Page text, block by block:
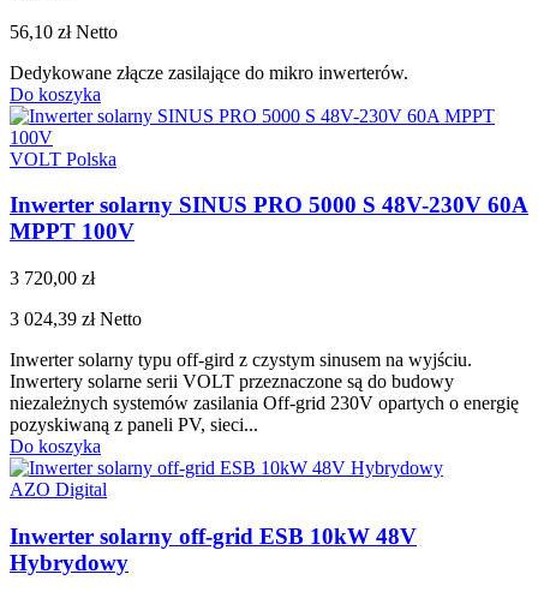
56,10 złNetto
Dedykowane złącze zasilające do mikro inwerterów.
Do koszyka
VOLT Polska
Inwerter solarny SINUS PRO 5000 S 48V-230V 60A
MPPT 100V
3 720,00 zł
3 024,39 złNetto
Inwerter solarny typu off-gird z czystym sinusem na wyjściu.
Inwertery solarne serii VOLT przeznaczone są do budowy
niezależnych systemów zasilania Off-grid 230V opartych o energię
pozyskiwaną z paneli PV, sieci...
Do koszyka
AZO Digital
Inwerter solarny off-grid ESB 10kW 48V
Hybrydowy